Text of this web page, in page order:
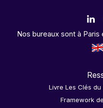
Nos bureaux sont à
Livre Les Clés
Framework